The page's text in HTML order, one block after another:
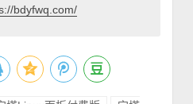
bdyfwq.com/